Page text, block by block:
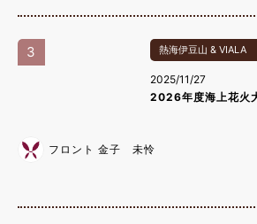
3 熱海伊豆山 & VIALA
2025/11/27
2026年度海上花火
フロント 金子 未怜